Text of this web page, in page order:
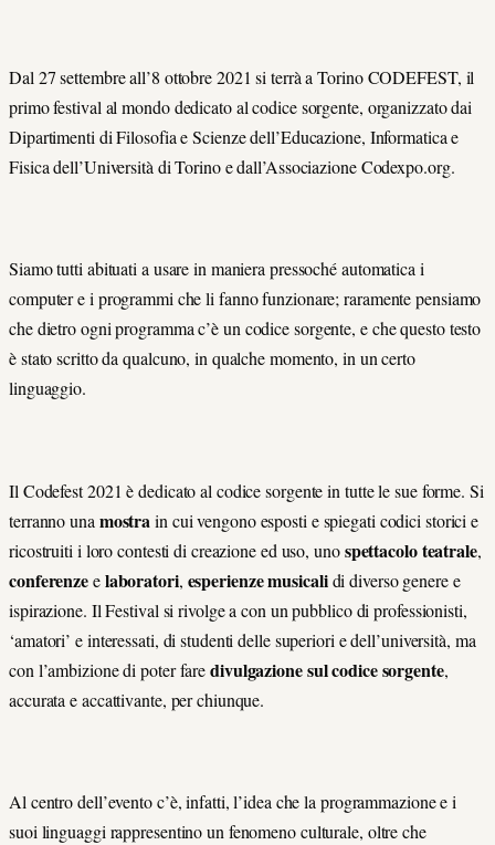
Dal 27 settembre all’8 ottobre 2021 si terrà a Torino CODEFEST, il
primo festival al mondo dedicato al codice sorgente, organizzato dai
Dipartimenti di Filosofia e Scienze dell’Educazione, Informatica e
Fisica dell’Università di Torino e dall’Associazione Codexpo.org.
Siamo tutti abituati a usare in maniera pressoché automatica i
computer e i programmi che li fanno funzionare; raramente pensiamo
che dietro ogni programma c’è un codice sorgente, e che questo testo
è stato scritto da qualcuno, in qualche momento, in un certo
linguaggio.
Il Codefest 2021 è dedicato al codice sorgente in tutte le sue forme. Si
terranno una mostrain cui vengono esposti e spiegati codici storici e
ricostruiti i loro contesti di creazione ed uso, unospettacolo teatrale,
conferenzeelaboratori, esperienze musicalidi diverso genere e
ispirazione. Il Festival si rivolge a con un pubblico di professionisti,
‘amatori’ e interessati, di studenti delle superiori e dell’università, ma
con l’ambizione di poter faredivulgazione sul codice sorgente,
accurata e accattivante, per chiunque.
Al centro dell’evento c’è, infatti, l’idea che la programmazione e i
suoi linguaggi rappresentino un fenomeno culturale, oltre che